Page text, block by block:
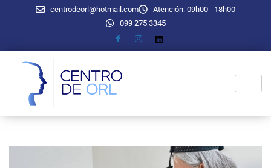
centrodeorl@hotmail.com
Atención: 09h00 - 18h00
099 275 3345